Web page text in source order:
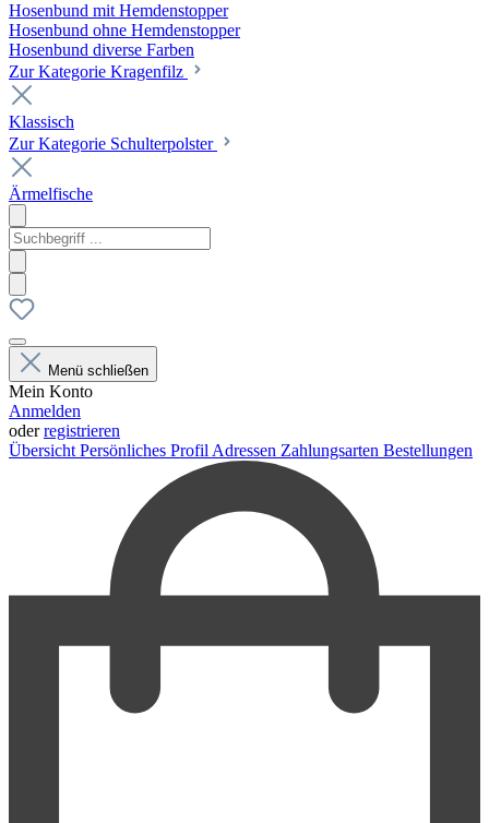
Hosenbund mit Hemdenstopper
Hosenbund ohne Hemdenstopper
Hosenbund diverse Farben
Zur Kategorie Kragenfilz
Klassisch
Zur Kategorie Schulterpolster
Ärmelfische
Menü schließen
Mein Konto
Anmelden
oderregistrieren
Übersicht Persönliches Profil Adressen Zahlungsarten Bestellungen